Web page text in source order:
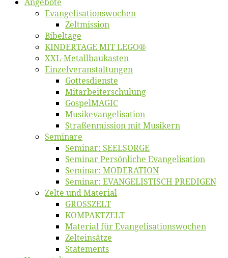
Evangelisa­tions­wo­chen
Zelt­mis­si­on
Bi­bel­ta­ge
KINDERTAGE MIT LEGO®
XXL-Me­­tal­l­­bau­­kas­­ten
Einzelver­an­stal­tungen
Got­tes­diens­te
Mitarbeiter­schulung
Gos­pel­MA­GIC
Musikevan­ge­li­sa­tion
Straßenmis­sion mit Musikern
Se­mi­na­re
Se­mi­nar: SEELSORGE
Se­mi­nar Per­sön­li­che Evangelisation
Se­mi­nar: MODERATION
Se­mi­nar: EVANGELISTISCH PREDIGEN
Zel­te und Material
GROSSZELT
KOMPAKTZELT
Ma­te­ri­al für Evangelisationswochen
Zelt­ein­sät­ze
State­ments